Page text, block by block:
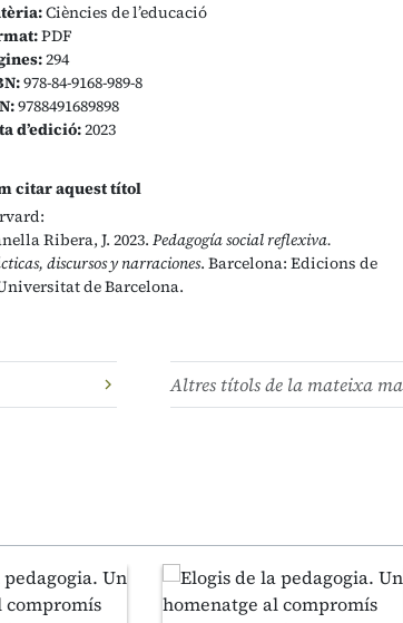
Ciències de l’educació
PDF
294
978-84-9168-989-8
9788491689898
d’edició:2023
citar aquest títol
Ribera, J. 2023.Pedagogía social reflexiva.
discursos y narraciones. Barcelona: Edicions de
de Barcelona.
Altres títols de la mateixa